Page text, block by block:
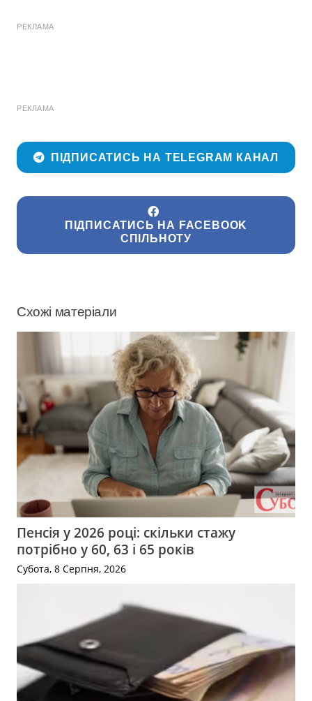
РЕКЛАМА
РЕКЛАМА
ПІДПИСАТИСЬ НА TELEGRAM КАНАЛ
ПІДПИСАТИСЬ НА FACEBOOK
СПІЛЬНОТУ
Схожі матеріали
Пенсія у 2026 році: скільки стажу
потрібно у 60, 63 і 65 років
Субота, 8 Серпня, 2026